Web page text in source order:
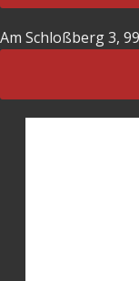
Am Schloßberg 3,